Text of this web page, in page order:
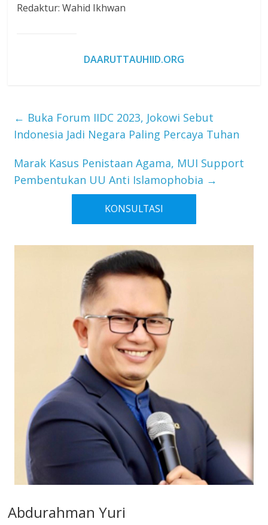
Redaktur: Wahid Ikhwan
DAARUTTAUHIID.ORG
← Buka Forum IIDC 2023, Jokowi Sebut
Indonesia Jadi Negara Paling Percaya Tuhan
Marak Kasus Penistaan Agama, MUI Support
Pembentukan UU Anti Islamophobia →
KONSULTASI
Abdurahman Yuri